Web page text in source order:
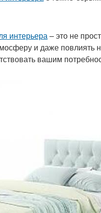
интерьера– это не
и даже
вашим